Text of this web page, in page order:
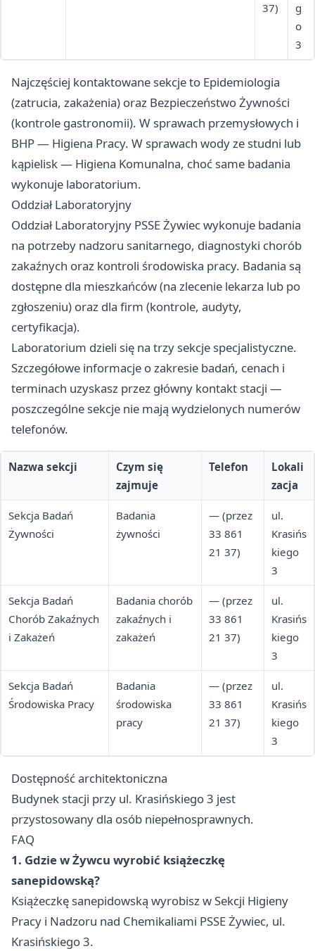
37)
g
o
3
Najczęściej kontaktowane sekcje to Epidemiologia
(zatrucia, zakażenia) oraz Bezpieczeństwo Żywności
(kontrole gastronomii). W sprawach przemysłowych i
BHP — Higiena Pracy. W sprawach wody ze studni lub
kąpielisk — Higiena Komunalna, choć same badania
wykonuje laboratorium.
Oddział Laboratoryjny
Oddział Laboratoryjny PSSE Żywiec wykonuje badania
na potrzeby nadzoru sanitarnego, diagnostyki chorób
zakaźnych oraz kontroli środowiska pracy. Badania są
dostępne dla mieszkańców (na zlecenie lekarza lub po
zgłoszeniu) oraz dla firm (kontrole, audyty,
certyfikacja).
Laboratorium dzieli się na trzy sekcje specjalistyczne.
Szczegółowe informacje o zakresie badań, cenach i
terminach uzyskasz przez główny kontakt stacji —
poszczególne sekcje nie mają wydzielonych numerów
telefonów.
Nazwa sekcji
Czym się
zajmuje
Telefon
Lokali
zacja
Sekcja Badań
Żywności
Badania
żywności
— (przez
33 861
21 37)
ul.
Krasińs
kiego
3
Sekcja Badań
Chorób Zakaźnych
i Zakażeń
Badania chorób
zakaźnych i
zakażeń
— (przez
33 861
21 37)
ul.
Krasińs
kiego
3
Sekcja Badań
Środowiska Pracy
Badania
środowiska
pracy
— (przez
33 861
21 37)
ul.
Krasińs
kiego
3
Dostępność architektoniczna
Budynek stacji przy ul. Krasińskiego 3 jest
przystosowany dla osób niepełnosprawnych.
FAQ
1. Gdzie w Żywcu wyrobić książeczkę
sanepidowską?
Książeczkę sanepidowską wyrobisz w Sekcji Higieny
Pracy i Nadzoru nad Chemikaliami PSSE Żywiec, ul.
Krasińskiego 3.